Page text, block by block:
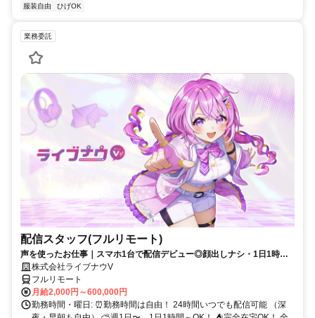
服装自由
ひげOK
業務委託
配信スタッフ(フルリモート)
声を使ったお仕事｜スマホ1台で配信デビュー◎顔出しナシ・1日1時間
～OK♪
株式会社ライブナウV
フルリモート
月給2,000円～600,000円
勤務時間・曜日: ⏰勤務時間は自由！ 24時間いつでも配信可能 （深